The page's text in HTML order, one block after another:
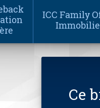
ICC Family
Ce